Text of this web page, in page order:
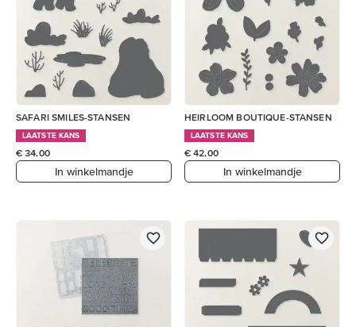
SAFARI SMILES-STANSEN
LAATSTE KANS
€ 34,00
In winkelmandje
HEIRLOOM BOUTIQUE-STANSEN
LAATSTE KANS
€ 42,00
In winkelmandje